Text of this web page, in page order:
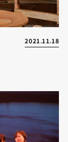
2021.11.18